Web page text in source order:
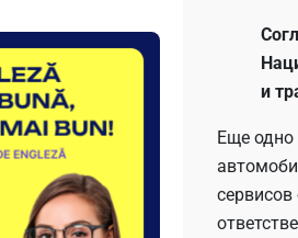
и
Еще одно